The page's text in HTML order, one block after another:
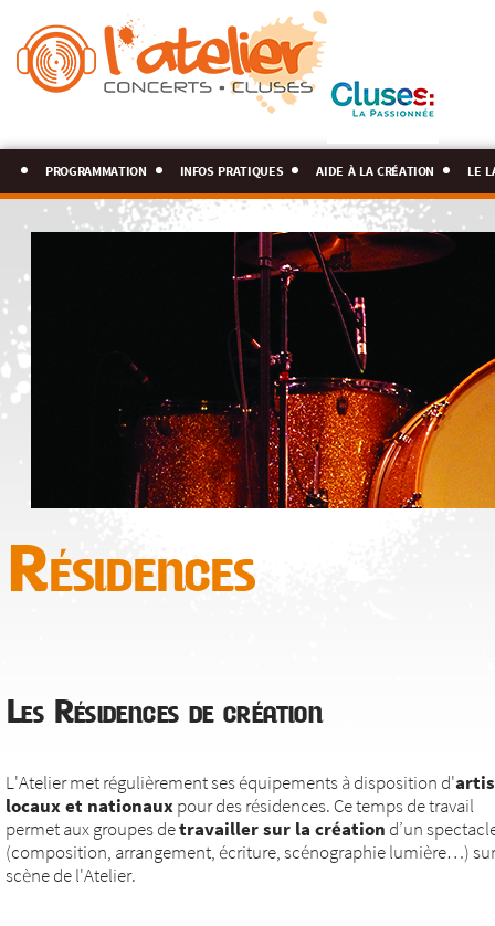
programmation infos pratiques aide à la création le
Résidences
Les Résidences de création
L'Atelier met régulièrement ses équipements à disposition d'
locaux et nationaux pour des résidences. Ce temps de travail
permet aux groupes detravailler sur la création d’un
(composition, arrangement, écriture, scénographie lumière…)
scène de l'Atelier.